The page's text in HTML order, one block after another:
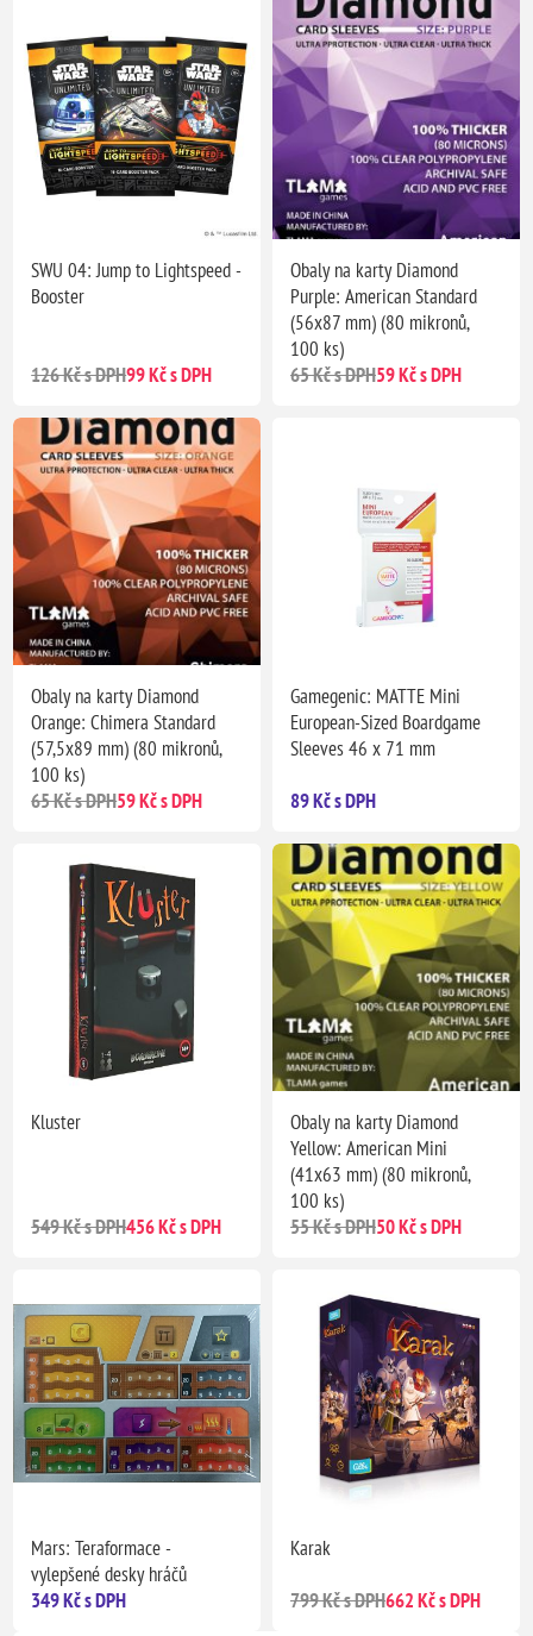
SWU 04: Jump to Lightspeed -
Booster
126 Kč s DPH99 Kč s DPH
Obaly na karty Diamond
Purple: American Standard
(56x87 mm) (80 mikronů,
100 ks)
65 Kč s DPH59 Kč s DPH
Obaly na karty Diamond
Orange: Chimera Standard
(57,5x89 mm) (80 mikronů,
100 ks)
65 Kč s DPH59 Kč s DPH
Gamegenic: MATTE Mini
European-Sized Boardgame
Sleeves 46 x 71 mm
89 Kč s DPH
Kluster
549 Kč s DPH456 Kč s DPH
Obaly na karty Diamond
Yellow: American Mini
(41x63 mm) (80 mikronů,
100 ks)
55 Kč s DPH50 Kč s DPH
Mars: Teraformace -
vylepšené desky hráčů
349 Kč s DPH
Karak
799 Kč s DPH662 Kč s DPH